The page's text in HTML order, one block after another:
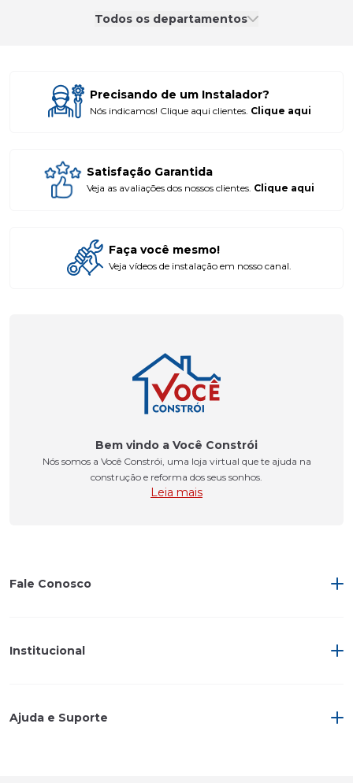
Todos os departamentos
Precisando de um Instalador?
Nós indicamos! Clique aqui clientes. Clique aqui
Satisfação Garantida
Veja as avaliações dos nossos clientes. Clique aqui
Faça você mesmo!
Veja vídeos de instalação em nosso canal.
Bem vindo a Você Constrói
Nós somos a Você Constrói, uma loja virtual que te ajuda na
construção e reforma dos seus sonhos.
Leia mais
Fale Conosco
Institucional
Ajuda e Suporte